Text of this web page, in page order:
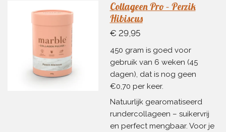
Collageen Pro – Perzik
Hibiscus
€ 29,95
450 gram is goed voor
gebruik van 6 weken (45
dagen), dat is nog geen
€0,70 per keer.
Natuurlijk gearomatiseerd
rundercollageen – suikervrij
en perfect mengbaar. Voor je